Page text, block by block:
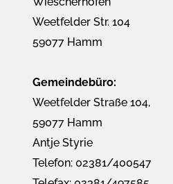
Weetfelder Str. 104
59077 Hamm
Gemeindebüro:
Weetfelder Straße 104,
59077 Hamm
Antje Styrie
Telefon: 02381/400547